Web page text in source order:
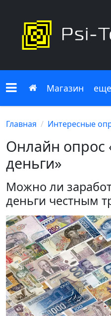
Меню сайта
Главная
Магазин еще
Главная Интересные
Онлайн
деньги»
Можно ли
деньги честным